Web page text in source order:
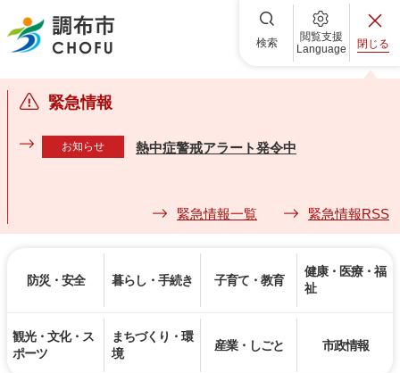
調布市 検索
閲覧支援
Language
閉じる
緊急情報
お知らせ 熱中症警戒アラート発令中
緊急情報一覧 緊急情報RSS
防災・安全 暮らし・手続き 子育て・教育
健康・医療・福
祉
観光・文化・ス
ポーツ
まちづくり・環
境
産業・しごと 市政情報